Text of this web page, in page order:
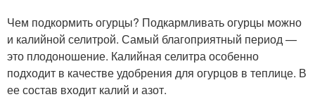
Чем подкормить огурцы? Подкармливать огурцы можно
и калийной селитрой. Самый благоприятный период —
это плодоношение. Калийная селитра особенно
подходит в качестве удобрения для огурцов в теплице. В
ее состав входит калий и азот.